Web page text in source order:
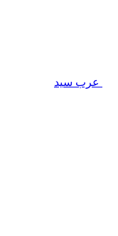
عرب سيد